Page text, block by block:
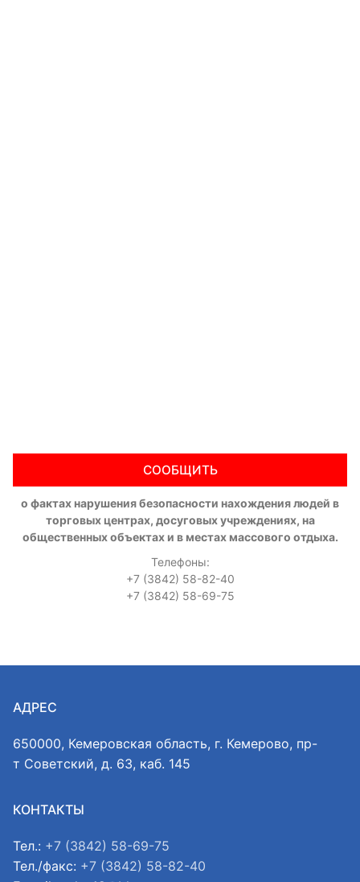
СООБЩИТЬ
о фактах нарушения безопасности нахождения людей в
торговых центрах, досуговых учреждениях, на
общественных объектах и в местах массового отдыха.
Телефоны:
+7 (3842) 58-82-40
+7 (3842) 58-69-75
АДРЕС
650000, Кемеровская область, г. Кемерово, пр-
т Советский, д. 63, каб. 145
КОНТАКТЫ
Тел.: +7 (3842) 58-69-75
Тел./факс: +7 (3842) 58-82-40